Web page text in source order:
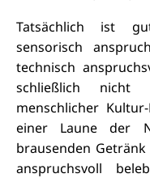
Tatsächlich ist
sensorisch
technisch
schließlich
menschlicher
einer Laune der
brausenden
anspruchsvoll